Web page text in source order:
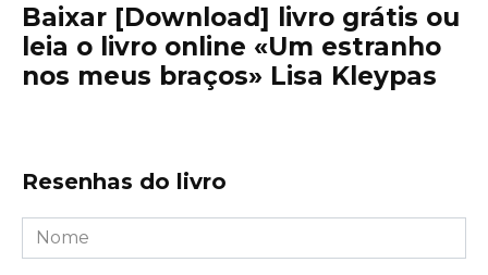
Baixar [Download] livro grátis ou
leia o livro online «Um estranho
nos meus braços» Lisa Kleypas
Resenhas do livro
Nome
*